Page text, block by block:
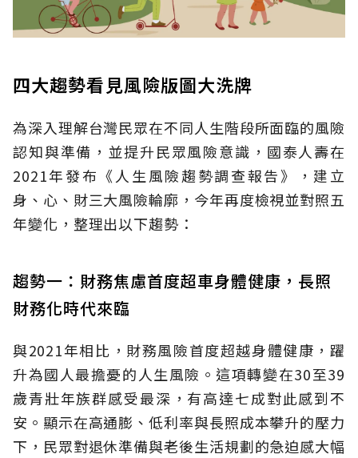
四大趨勢看見風險版圖大洗牌
為深入理解台灣民眾在不同人生階段所面臨的風險
認知與準備，並提升民眾風險意識，國泰人壽在
2021年發布《人生風險趨勢調查報告》，建立
身、心、財三大風險輪廓，今年再度檢視並對照五
年變化，整理出以下趨勢：
趨勢一：財務焦慮首度超車身體健康，長照
財務化時代來臨
與2021年相比，財務風險首度超越身體健康，躍
升為國人最擔憂的人生風險。這項轉變在30至39
歲青壯年族群感受最深，有高達七成對此感到不
安。顯示在高通膨、低利率與長照成本攀升的壓力
下，民眾對退休準備與老後生活規劃的急迫感大幅